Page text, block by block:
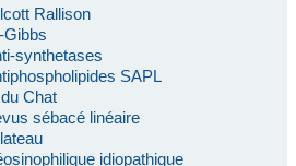
Rallison
Gibbs
synthetases
SAPL
Chat
sébacé linéaire
idiopathique